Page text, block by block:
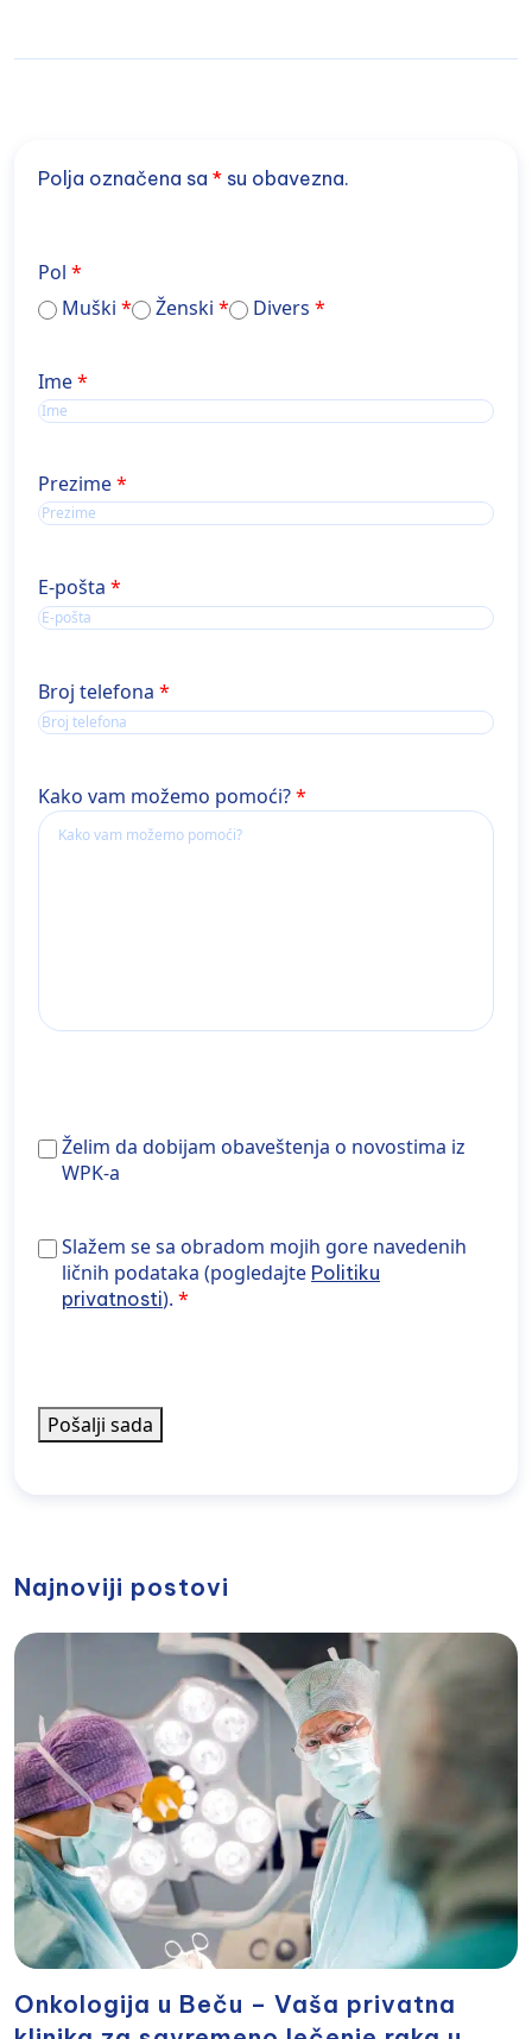
Polja označena sa * su obavezna.
Pol
Muški
Ženski Divers
Ime
Ime
Ime
Prezime
E-pošta
Broj telefona
Kako vam možemo pomoći?
Želim
o
novostima
Želim da dobijam obaveštenja o novostima iz
WPK-a
Slažem se sa obradom gore navedenih podataka
(pogledajte Politiku privatnosti).
Slažem se sa obradom mojih gore navedenih
ličnih podataka (pogledajte Politiku
privatnosti).
Pošalji sada
Najnoviji postovi
Onkologija u Beču – Vaša privatna